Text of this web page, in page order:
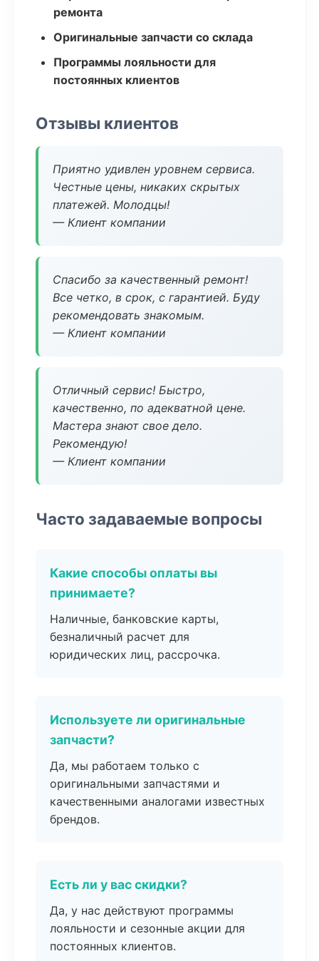
ремонта
Оригинальные запчасти со склада
Программы лояльности для
постоянных клиентов
Отзывы клиентов
Приятно удивлен уровнем сервиса.
Честные цены, никаких скрытых
платежей. Молодцы!
— Клиент компании
Спасибо за качественный ремонт!
Все четко, в срок, с гарантией. Буду
рекомендовать знакомым.
— Клиент компании
Отличный сервис! Быстро,
качественно, по адекватной цене.
Мастера знают свое дело.
Рекомендую!
— Клиент компании
Часто задаваемые вопросы
Какие способы оплаты вы
принимаете?
Наличные, банковские карты,
безналичный расчет для
юридических лиц, рассрочка.
Используете ли оригинальные
запчасти?
Да, мы работаем только с
оригинальными запчастями и
качественными аналогами известных
брендов.
Есть ли у вас скидки?
Да, у нас действуют программы
лояльности и сезонные акции для
постоянных клиентов.